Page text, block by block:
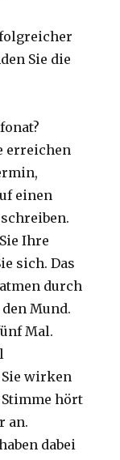
Sie die
erreichen
einen
Ihre
sich. Das
durch
Mund.
Mal.
wirken
hört
an.
dabei